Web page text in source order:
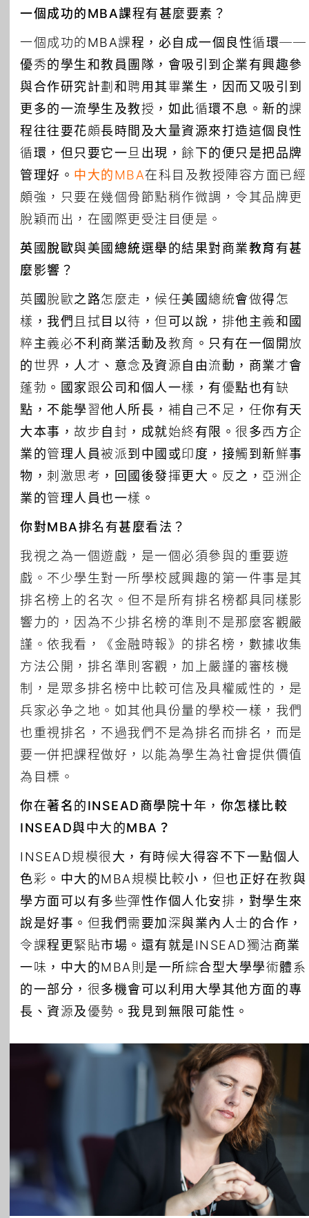
一個成功的MBA課程有甚麼要素？
一個成功的MBA課程，必自成一個良性循環──
優秀的學生和教員團隊，會吸引到企業有興趣參
與合作研究計劃和聘用其畢業生，因而又吸引到
更多的一流學生及教授，如此循環不息。新的課
程往往要花頗長時間及大量資源來打造這個良性
循環，但只要它一旦出現，餘下的便只是把品牌
管理好。 中大的MBA在科目及教授陣容方面已經
頗強，只要在幾個骨節點稍作微調，令其品牌更
脫穎而出，在國際更受注目便是。
英國脫歐與美國總統選舉的結果對商業教育有甚
麼影響？
英國脫歐之路怎麼走，候任美國總統會做得怎
樣，我們且拭目以待，但可以說，排他主義和國
粹主義必不利商業活動及教育。只有在一個開放
的世界，人才、意念及資源自由流動，商業才會
蓬勃。國家跟公司和個人一樣，有優點也有缺
點，不能學習他人所長，補自己不足，任你有天
大本事，故步自封，成就始終有限。很多西方企
業的管理人員被派到中國或印度，接觸到新鮮事
物，刺激思考，回國後發揮更大。反之，亞洲企
業的管理人員也一樣。
你對MBA排名有甚麼看法？
我視之為一個遊戲，是一個必須參與的重要遊
戲。不少學生對一所學校感興趣的第一件事是其
排名榜上的名次。但不是所有排名榜都具同樣影
響力的，因為不少排名榜的準則不是那麼客觀嚴
謹。依我看，《金融時報》的排名榜，數據收集
方法公開，排名準則客觀，加上嚴謹的審核機
制，是眾多排名榜中比較可信及具權威性的，是
兵家必争之地。如其他具份量的學校一樣，我們
也重視排名，不過我們不是為排名而排名，而是
要一併把課程做好，以能為學生為社會提供價值
為目標。
你在著名的INSEAD商學院十年，你怎樣比較
INSEAD與中大的MBA？
INSEAD規模很大，有時候大得容不下一點個人
色彩。中大的MBA規模比較小，但也正好在教與
學方面可以有多些彈性作個人化安排，對學生來
說是好事。但我們需要加深與業內人士的合作，
令課程更緊貼市場。還有就是INSEAD獨沽商業
一味，中大的MBA則是一所綜合型大學學術體系
的一部分，很多機會可以利用大學其他方面的專
長、資源及優勢。我見到無限可能性。